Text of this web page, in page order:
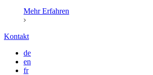
Mehr Erfahren
Kontakt
de
en
fr